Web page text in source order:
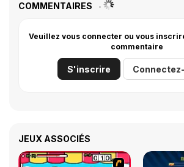
COMMENTAIRES
Veuillez vous connecter ou vous
commentaire
S'inscrire
JEUX ASSOCIÉS